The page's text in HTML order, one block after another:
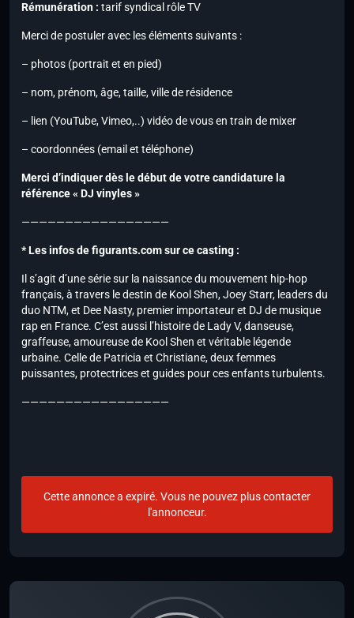
Rémunération : tarif syndical rôle TV
Merci de postuler avec les éléments suivants :
– photos (portrait et en pied)
– nom, prénom, âge, taille, ville de résidence
– lien (YouTube, Vimeo,..) vidéo de vous en train de mixer
– coordonnées (email et téléphone)
Merci d’indiquer dès le début de votre candidature la
référence « DJ vinyles »
—————————————————
* Les infos de figurants.com sur ce casting :
Il s’agit d’une série sur la naissance du mouvement hip-hop
français, à travers le destin de Kool Shen, Joey Starr, leaders du
duo NTM, et Dee Nasty, premier importateur et DJ de musique
rap en France. C’est aussi l’histoire de Lady V, danseuse,
graffeuse, amoureuse de Kool Shen et véritable légende
urbaine. Celle de Patricia et Christiane, deux femmes
puissantes, protectrices et guides pour ces enfants turbulents.
—————————————————
Cette annonce a expiré. Vous ne pouvez plus contacter
l'annonceur.